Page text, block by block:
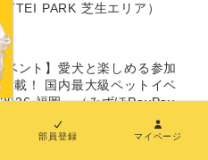
PARK 芝生エリア）
ベント】愛犬と楽しめる参加
載！ 国内最大級ペットイベ
福岡」（みずほPayPay
部員登録 マイページ